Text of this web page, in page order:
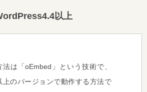
以上
は「oEmbed」という技術で、
上のバージョンで動作する方法で